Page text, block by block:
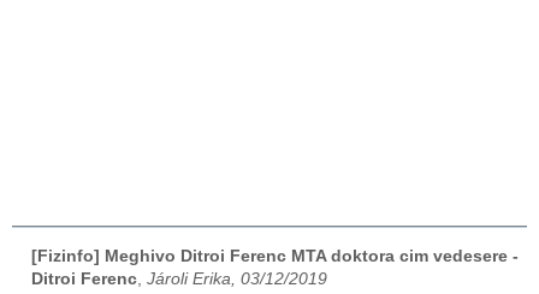
[Fizinfo] Meghivo Ditroi Ferenc MTA doktora cim vedesere -
Ditroi Ferenc Jároli Erika, 03/12/2019